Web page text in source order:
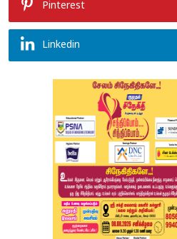
Pinterest
Linkedin